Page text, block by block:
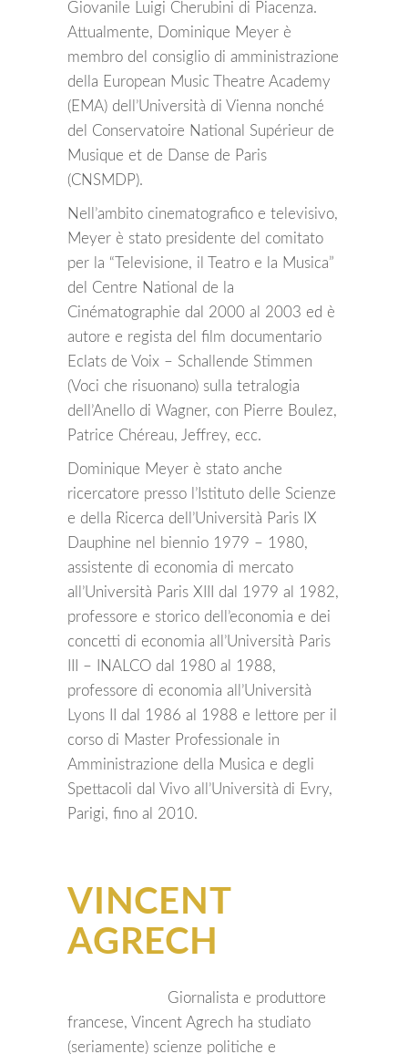
Giovanile Luigi Cherubini di Piacenza.
Attualmente, Dominique Meyer è
membro del consiglio di amministrazione
della European Music Theatre Academy
(EMA) dell’Università di Vienna nonché
del Conservatoire National Supérieur de
Musique et de Danse de Paris
(CNSMDP).
Nell’ambito cinematografico e televisivo,
Meyer è stato presidente del comitato
per la “Televisione, il Teatro e la Musica”
del Centre National de la
Cinématographie dal 2000 al 2003 ed è
autore e regista del film documentario
Eclats de Voix – Schallende Stimmen
(Voci che risuonano) sulla tetralogia
dell’Anello di Wagner, con Pierre Boulez,
Patrice Chéreau, Jeffrey, ecc.
Dominique Meyer è stato anche
ricercatore presso l’Istituto delle Scienze
e della Ricerca dell’Università Paris IX
Dauphine nel biennio 1979 – 1980,
assistente di economia di mercato
all’Università Paris XIII dal 1979 al 1982,
professore e storico dell’economia e dei
concetti di economia all’Università Paris
III – INALCO dal 1980 al 1988,
professore di economia all’Università
Lyons II dal 1986 al 1988 e lettore per il
corso di Master Professionale in
Amministrazione della Musica e degli
Spettacoli dal Vivo all’Università di Evry,
Parigi, fino al 2010.
VINCENT
AGRECH
Giornalista e produttore
francese, Vincent Agrech ha studiato
(seriamente) scienze politiche e